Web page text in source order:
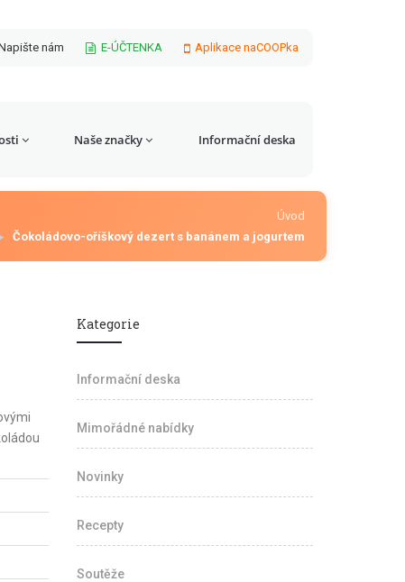
nám E-ÚČTENKA Aplikace naCOOPka
Naše značky Informační deska
Úvod
Čokoládovo-oříškový dezert s banánem a jogurtem
Kategorie
Informační deska
Mimořádné nabídky
Novinky
Recepty
Soutěže